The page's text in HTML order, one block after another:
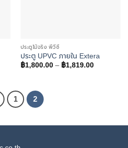
ประตูไม้จริง พีวีซี
ประตู UPVC ภายใน Extera
฿1,800.00 – ฿1,819.00Price
1 2